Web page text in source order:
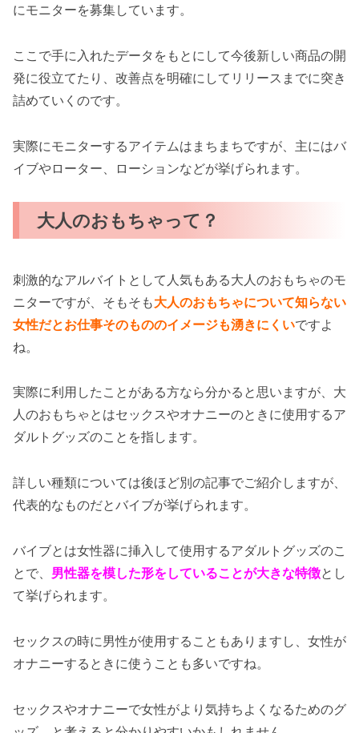
にモニターを募集しています。
ここで手に入れたデータをもとにして今後新しい商品の開
発に役立てたり、改善点を明確にしてリリースまでに突き
詰めていくのです。
実際にモニターするアイテムはまちまちですが、主にはバ
イブやローター、ローションなどが挙げられます。
大人のおもちゃって？
刺激的なアルバイトとして人気もある大人のおもちゃのモ
ニターですが、そもそも大人のおもちゃについて知らない
女性だとお仕事そのもののイメージも湧きにくいですよ
ね。
実際に利用したことがある方なら分かると思いますが、大
人のおもちゃとはセックスやオナニーのときに使用するア
ダルトグッズのことを指します。
詳しい種類については後ほど別の記事でご紹介しますが、
代表的なものだとバイブが挙げられます。
バイブとは女性器に挿入して使用するアダルトグッズのこ
とで、 男性器を模した形をしていることが大きな特徴とし
て挙げられます。
セックスの時に男性が使用することもありますし、女性が
オナニーするときに使うことも多いですね。
セックスやオナニーで女性がより気持ちよくなるためのグ